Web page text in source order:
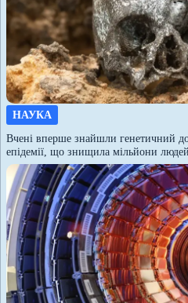
НАУКА
Вчені вперше знайшли генетичний
епідемії, що знищила мільйони людей